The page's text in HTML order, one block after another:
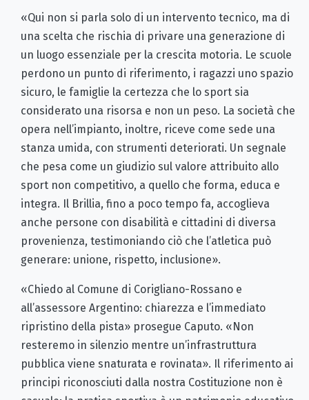
«Qui non si parla solo di un intervento tecnico, ma di
una scelta che rischia di privare una generazione di
un luogo essenziale per la crescita motoria. Le scuole
perdono un punto di riferimento, i ragazzi uno spazio
sicuro, le famiglie la certezza che lo sport sia
considerato una risorsa e non un peso. La società che
opera nell’impianto, inoltre, riceve come sede una
stanza umida, con strumenti deteriorati. Un segnale
che pesa come un giudizio sul valore attribuito allo
sport non competitivo, a quello che forma, educa e
integra. Il Brillia, fino a poco tempo fa, accoglieva
anche persone con disabilità e cittadini di diversa
provenienza, testimoniando ciò che l’atletica può
generare: unione, rispetto, inclusione».
«Chiedo al Comune di Corigliano-Rossano e
all’assessore Argentino: chiarezza e l’immediato
ripristino della pista» prosegue Caputo. «Non
resteremo in silenzio mentre un’infrastruttura
pubblica viene snaturata e rovinata». Il riferimento ai
principi riconosciuti dalla nostra Costituzione non è